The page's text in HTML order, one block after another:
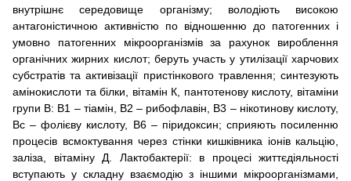
внутрішнє середовище організму; володіють високою
антагоністичною активністю по відношенню до патогенних і
умовно патогенних мікроорганізмів за рахунок вироблення
органічних жирних кислот; беруть участь у утилізації харчових
субстратів та активізації пристінкового травлення; синтезують
амінокислоти та білки, вітамін К, пантотенову кислоту, вітаміни
групи В: В1 – тіамін, В2 – рибофлавін, В3 – нікотинову кислоту,
Вс – фолієву кислоту, В6 – піридоксин; сприяють посиленню
процесів всмоктування через стінки кишківника іонів кальцію,
заліза, вітаміну Д. Лактобактерії: в процесі життєдіяльності
вступають у складну взаємодію з іншими мікроорганізмами,